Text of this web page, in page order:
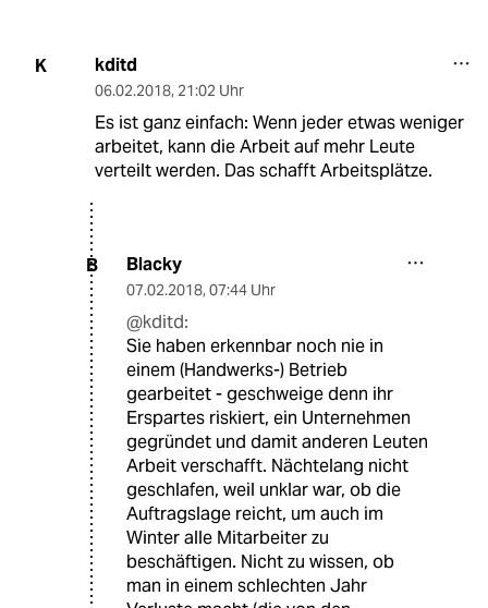
K kditd
06.02.2018, 21:02 Uhr
Es ist ganz einfach: Wenn jeder etwas weniger
arbeitet, kann die Arbeit auf mehr Leute
verteilt werden. Das schafft Arbeitsplätze.
B Blacky
07.02.2018, 07:44 Uhr
@kditd:
Sie haben erkennbar noch nie in
einem (Handwerks-) Betrieb
gearbeitet - geschweige denn ihr
Erspartes riskiert, ein Unternehmen
gegründet und damit anderen Leuten
Arbeit verschafft. Nächtelang nicht
geschlafen, weil unklar war, ob die
Auftragslage reicht, um auch im
Winter alle Mitarbeiter zu
beschäftigen. Nicht zu wissen, ob
man in einem schlechten Jahr